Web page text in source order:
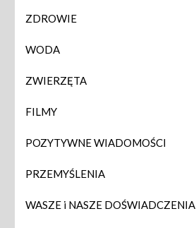
ZDROWIE
WODA
ZWIERZĘTA
FILMY
POZYTYWNE WIADOMOŚCI
PRZEMYŚLENIA
WASZE i NASZE DOŚWIADCZENIA